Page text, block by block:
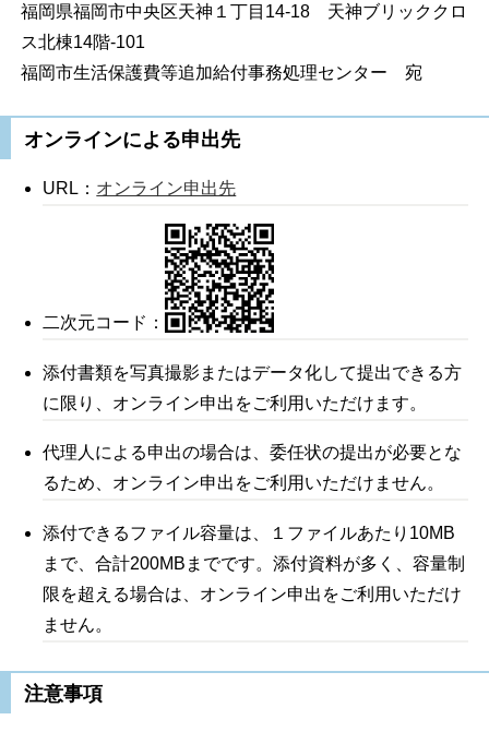
福岡県福岡市中央区天神１丁目14-18 天神ブリッククロ
ス北棟14階-101
福岡市生活保護費等追加給付事務処理センター 宛
オンラインによる申出先
URL： オンライン申出先
二次元コード：
添付書類を写真撮影またはデータ化して提出できる方
に限り、オンライン申出をご利用いただけます。
代理人による申出の場合は、委任状の提出が必要とな
るため、オンライン申出をご利用いただけません。
添付できるファイル容量は、１ファイルあたり10MB
まで、合計200MBまでです。添付資料が多く、容量制
限を超える場合は、オンライン申出をご利用いただけ
ません。
注意事項